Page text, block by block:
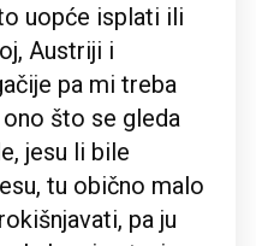
uopće isplati ili
Austriji i
pa mi treba
ono što se gleda
jesu li bile
tu obično malo
pa ju